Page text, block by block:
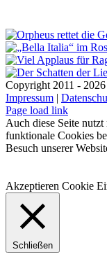
Copyright 2011 -
Impressum |
Facebook
Instagram
WhatsApp
YouTube
E-
Mail
Telefon
Page load link
Auch diese Seite
funktionale Cookies
Besuch unserer
Akzeptieren Cookie
Schließen